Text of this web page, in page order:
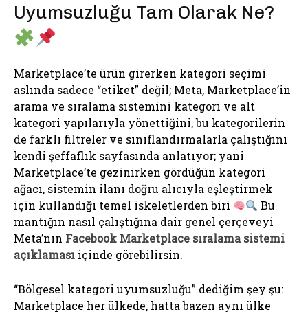
Uyumsuzluğu Tam Olarak Ne?
Marketplace’te ürün girerken kategori seçimi
aslında sadece “etiket” değil; Meta, Marketplace’in
arama ve sıralama sistemini kategori ve alt
kategori yapılarıyla yönettiğini, bu kategorilerin
de farklı filtreler ve sınıflandırmalarla çalıştığını
kendi şeffaflık sayfasında anlatıyor; yani
Marketplace’te gezinirken gördüğün kategori
ağacı, sistemin ilanı doğru alıcıyla eşleştirmek
için kullandığı temel iskeletlerden biri
Bu
mantığın nasıl çalıştığına dair genel çerçeveyi
Meta’nın Facebook Marketplace sıralama sistemi
açıklaması içinde görebilirsin.
“Bölgesel kategori uyumsuzluğu” dediğim şey şu:
Marketplace her ülkede, hatta bazen aynı ülke